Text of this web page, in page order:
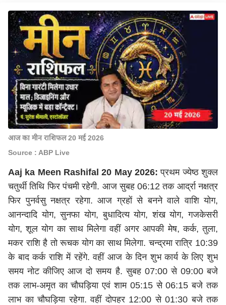
आज का मीन राशिफल 20 मई 2026
Source : ABP Live
Aaj ka Meen Rashifal 20 May 2026:प्रथम ज्येष्ठ शुक्ल
चतुर्थी तिथि फिर पंचमी रहेगी. आज सुबह 06:12 तक आर्द्रा नक्षत्र
फिर पुनर्वसु नक्षत्र रहेगा. आज ग्रहों से बनने वाले वाशि योग,
आनन्दादि योग, सुनफा योग, बुधादित्य योग, शंख योग, गजकेसरी
योग, शूल योग का साथ मिलेगा वहीं अगर आपकीमेष, कर्क,तुला,
मकर राशि है तो रूचक योग का साथ मिलेगा. चन्द्रमा रात्रि 10:39
के बाद कर्क राशि में रहेंगे. वहीं आज के दिन शुभ कार्य के लिए शुभ
समय नोट कीजिए आज दो समय है. सुबह 07:00 से 09:00 बजे
तक लाभ-अमृत का चौघड़िया एवं शाम 05:15 से 06:15 बजे तक
लाभ का चौघड़िया रहेगा. वहीं दोपहर 12:00 से 01:30 बजे तक